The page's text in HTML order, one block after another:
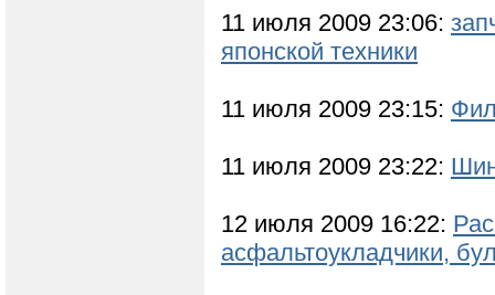
11 июля 2009 23:06:
японской техники
11 июля 2009 23:15:
11 июля 2009 23:22:
12 июля 2009 16:22:
асфальтоукладчики,